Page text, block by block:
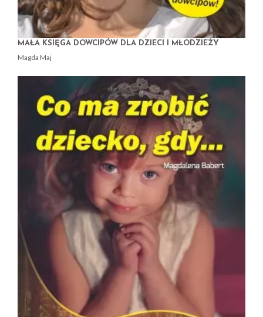
MAŁA KSIĘGA DOWCIPÓW DLA DZIECI I MŁODZIEŻY
Magda Maj